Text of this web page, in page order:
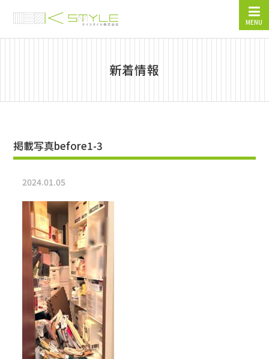
MENU
新着情報
掲載写真before1-3
2024.01.05